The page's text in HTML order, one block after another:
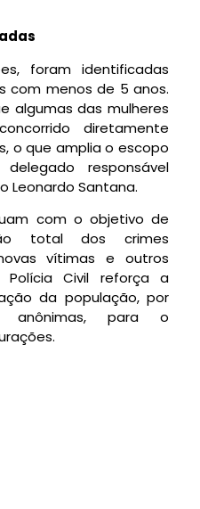
foram identificadas
com menos de 5 anos.
algumas das mulheres
diretamente
o que amplia o escopo
responsável
Leonardo Santana.
com o objetivo de
total dos crimes
vítimas e outros
Polícia Civil reforça a
da população, por
anônimas, para o